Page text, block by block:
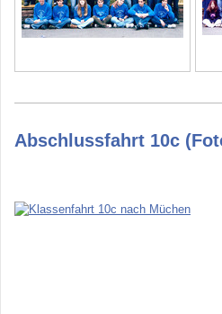
Abschlussfahrt 10c